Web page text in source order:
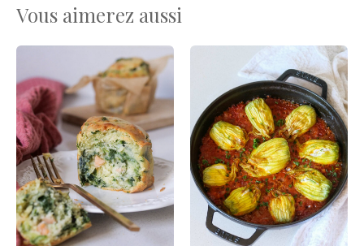
Vous aimerez aussi